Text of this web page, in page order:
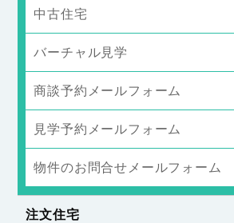
中古住宅
バーチャル見学
商談予約メールフォーム
見学予約メールフォーム
物件のお問合せメールフォーム
注文住宅